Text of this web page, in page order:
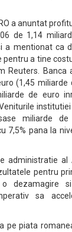
a anuntat
de 1,14
a mentionat ca
a tine
Reuters. Banca
(1,45 miliarde
de euro
miliarde
7,5% pana la
administratie al
pentru
dezamagire
sa
pe piata